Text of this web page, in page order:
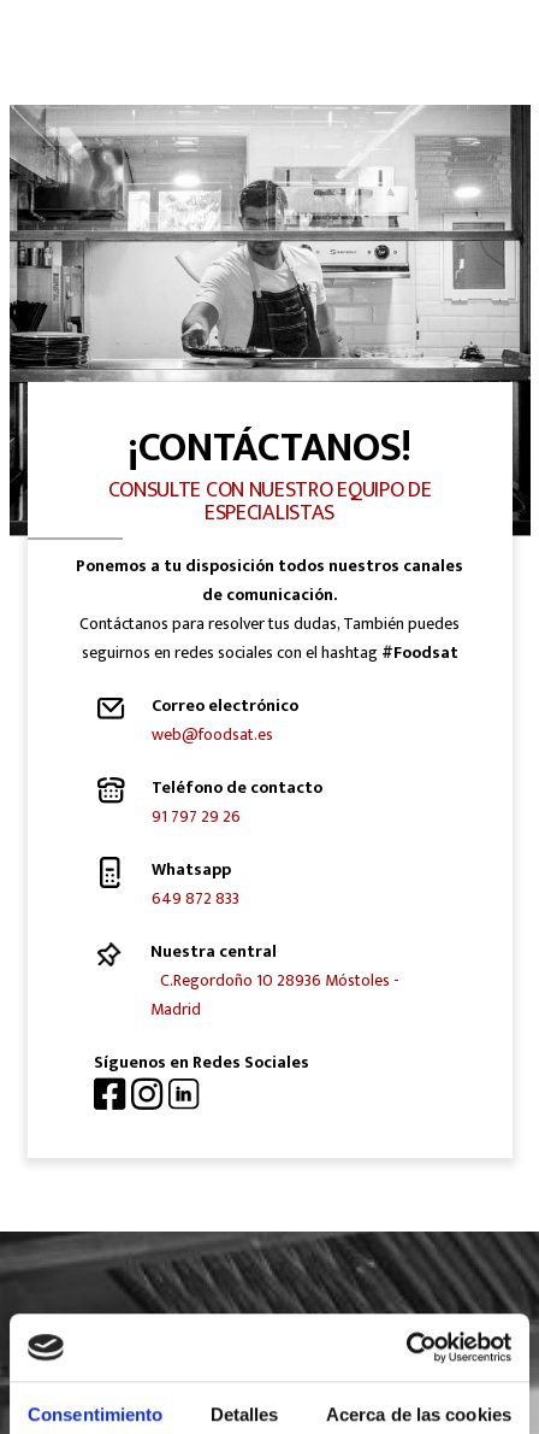
Consentimiento Detalles Acerca de las cookies
¡CONTÁCTANOS!
CONSULTE CON NUESTRO EQUIPO DE
ESPECIALISTAS
Ponemos a tu disposición todos nuestros canales
de comunicación.
Contáctanos para resolver tus dudas, También puedes
seguirnos en redes sociales con el hashtag#Foodsat
Correo electrónico
web@foodsat.es
Teléfono de contacto
91 797 29 26
Whatsapp
649 872 833
Nuestra central
C.Regordoño 10 28936 Móstoles -
Madrid
Síguenos en Redes Sociales
SOLICITA INFORMACIÓN